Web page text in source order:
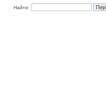
Найти: